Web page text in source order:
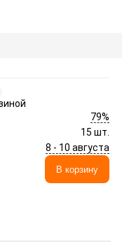
79%
15 шт.
8 - 10 августа
В корзину